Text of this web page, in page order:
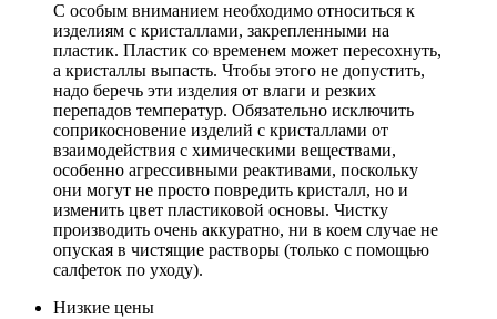
С особым вниманием необходимо относиться к
изделиям с кристаллами, закрепленными на
пластик. Пластик со временем может пересохнуть,
а кристаллы выпасть. Чтобы этого не допустить,
надо беречь эти изделия от влаги и резких
перепадов температур. Обязательно исключить
соприкосновение изделий с кристаллами от
взаимодействия с химическими веществами,
особенно агрессивными реактивами, поскольку
они могут не просто повредить кристалл, но и
изменить цвет пластиковой основы. Чистку
производить очень аккуратно, ни в коем случае не
опуская в чистящие растворы (только с помощью
салфеток по уходу).
Низкие цены